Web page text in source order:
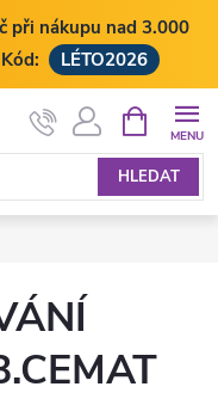
při nákupu nad 3.000
LÉTO2026
HLEDAT
NÁKUPNÍ
KOŠÍK